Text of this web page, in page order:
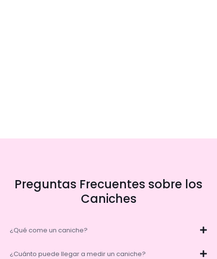
Preguntas Frecuentes sobre los
Caniches
¿Qué come un caniche?
¿Cuánto puede llegar a medir un caniche?